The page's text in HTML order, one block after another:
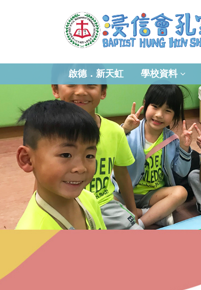
啟德．新天虹 學校資料